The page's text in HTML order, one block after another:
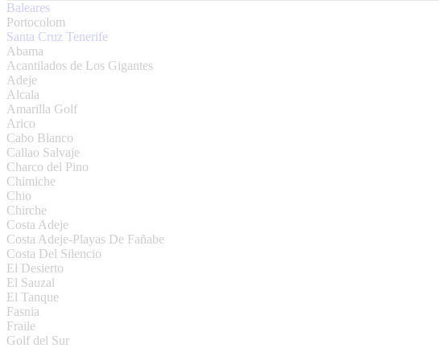
Baleares
Portocolom
Santa Cruz Tenerife
Abama
Acantilados de Los Gigantes
Adeje
Alcala
Amarilla Golf
Arico
Cabo Blanco
Callao Salvaje
Charco del Pino
Chimiche
Chio
Chirche
Costa Adeje
Costa Adeje-Playas De Fañabe
Costa Del Silencio
El Desierto
El Sauzal
El Tanque
Fasnia
Fraile
Golf del Sur